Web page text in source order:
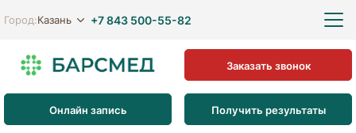
Город:Казань +7 843 500-55-82
Онлайн запись Получить результаты
Заказать звонок